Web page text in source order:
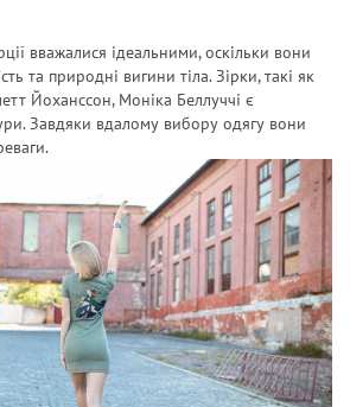
вважалися ідеальними, оскільки вони
та природні вигини тіла. Зірки, такі як
Йоханссон, Моніка Беллуччі є
Завдяки вдалому вибору одягу вони